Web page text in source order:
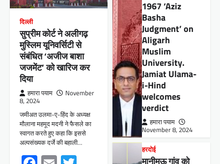
दिल्ली
सुप्रीम कोर्ट ने अलीगढ़
मुस्लिम यूनिवर्सिटी से
संबंधित ‘अजीज बाशा
जजमेंट’ को खारिज कर
दिया
हमारा पयाम
November
8, 2024
जमीअत उलमा-ए-हिंद के अध्यक्ष
मौलाना महमूद मदनी ने फैसले का
स्वागत करते हुए कहा कि इससे
अल्पसंख्यक दर्जे की बहाली…
1967 ‘Aziz
Basha
Judgment’ on
Aligarh
Muslim
University.
Jamiat Ulama-
i-Hind
welcomes
verdict
हमारा पयाम
November 8, 2024
हरदोई
मानीमऊ गांव को